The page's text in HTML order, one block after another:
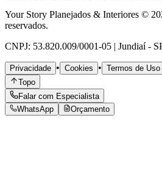
Your Story Planejados & Interiores ©
reservados.
CNPJ: 53.820.009/0001-05 | Jundiaí -
Privacidade • Cookies • Termos de Uso
Topo
Falar com Especialista
WhatsApp
Orçamento